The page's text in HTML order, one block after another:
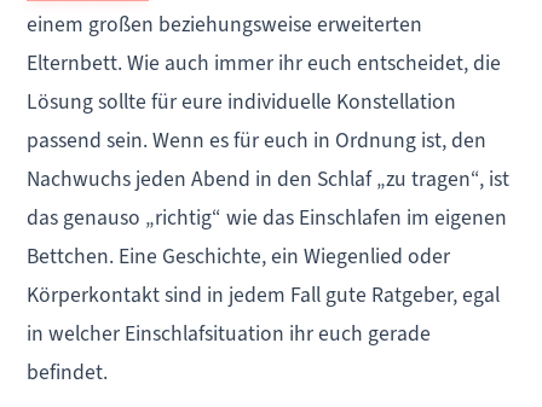
einem großen beziehungsweise erweiterten
Elternbett. Wie auch immer ihr euch entscheidet, die
Lösung sollte für eure individuelle Konstellation
passend sein. Wenn es für euch in Ordnung ist, den
Nachwuchs jeden Abend in den Schlaf „zu tragen“, ist
das genauso „richtig“ wie das Einschlafen im eigenen
Bettchen. Eine Geschichte, ein Wiegenlied oder
Körperkontakt sind in jedem Fall gute Ratgeber, egal
in welcher Einschlafsituation ihr euch gerade
befindet.